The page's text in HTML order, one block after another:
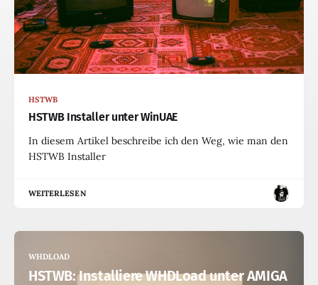
HSTWB
HSTWB Installer unter WinUAE
In diesem Artikel beschreibe ich den Weg, wie man den
HSTWB Installer
WEITERLESEN
WHDLOAD
HSTWB: Installiere WHDLoad unter AMIGA